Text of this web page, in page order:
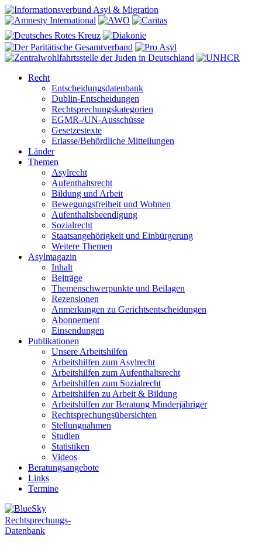
Recht
Entscheidungsdatenbank
Dublin-Entscheidungen
Rechtsprechungskategorien
EGMR-/UN-Ausschüsse
Gesetzestexte
Erlasse/Behördliche Mitteilungen
Länder
Themen
Asylrecht
Aufenthaltsrecht
Bildung und Arbeit
Bewegungsfreiheit und Wohnen
Aufenthaltsbeendigung
Sozialrecht
Staatsangehörigkeit und Einbürgerung
Weitere Themen
Asylmagazin
Inhalt
Beiträge
Themenschwerpunkte und Beilagen
Rezensionen
Anmerkungen zu Gerichtsentscheidungen
Abonnement
Einsendungen
Publikationen
Unsere Arbeitshilfen
Arbeitshilfen zum Asylrecht
Arbeitshilfen zum Aufenthaltsrecht
Arbeitshilfen zum Sozialrecht
Arbeitshilfen zu Arbeit & Bildung
Arbeitshilfen zur Beratung Minderjähriger
Rechtsprechungsübersichten
Stellungnahmen
Studien
Statistiken
Videos
Beratungsangebote
Links
Termine
Rechtsprechungs-
Datenbank